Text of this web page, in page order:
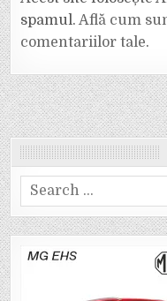
spamul.Află cum
comentariilor tale.
Search
for: